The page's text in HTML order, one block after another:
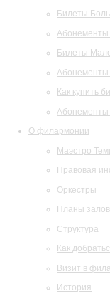
Билеты
Абонементы
Билеты
Абонементы
Как купить
Абонементы
О филармонии
Маэстро
Правовая
Оркестры
Планы залов
Структура
Как
Визит в
История